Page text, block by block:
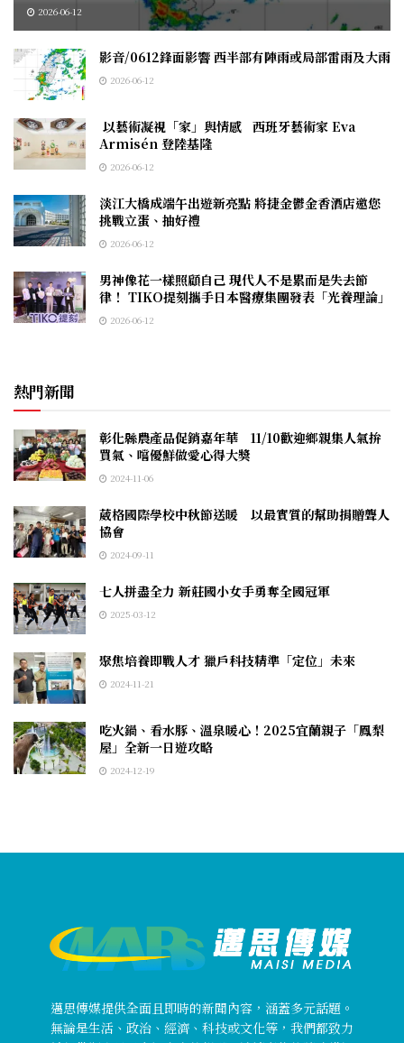
2026-06-12
影音/0612鋒面影響 西半部有陣雨或局部雷雨及大雨
2026-06-12
以藝術凝視「家」與情感 西班牙藝術家 Eva
Armisén 登陸基隆
2026-06-12
淡江大橋成端午出遊新亮點 將捷金鬱金香酒店邀您
挑戰立蛋、抽好禮
2026-06-12
男神像花一樣照顧自己 現代人不是累而是失去節
律！ TIKO提刻攜手日本醫療集團發表「光養理論」
2026-06-12
熱門新聞
彰化縣農產品促銷嘉年華 11/10歡迎鄉親集人氣拚
買氣、嚐優鮮做愛心得大獎
2024-11-06
葳格國際學校中秋節送暖 以最實質的幫助捐贈聾人
協會
2024-09-11
七人拼盡全力 新莊國小女手勇奪全國冠軍
2025-03-12
聚焦培養即戰人才 獵戶科技精準「定位」未來
2024-11-21
吃火鍋、看水豚、溫泉暖心！2025宜蘭親子「鳳梨
屋」全新一日遊攻略
2024-12-19
邁思傳媒提供全面且即時的新聞內容，涵蓋多元話題。
無論是生活、政治、經濟、科技或文化等，我們都致力